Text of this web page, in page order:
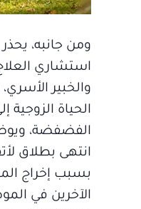
ومن جانبه،
استشاري
والخبير
الحياة الزوجية
الفضفضة،
انتهى بطلاق
بسبب إخراج
الآخرين في